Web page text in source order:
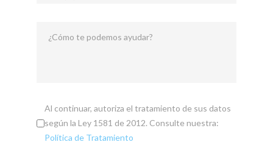
¿Cómo te podemos ayudar?
Al continuar, autoriza el tratamiento de sus datos
según la Ley 1581 de 2012. Consulte nuestra:
Política de Tratamiento